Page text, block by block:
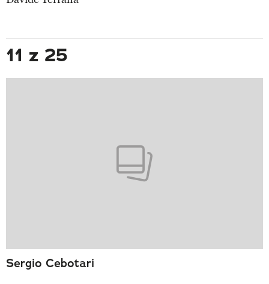
11 z 25
Sergio Cebotari